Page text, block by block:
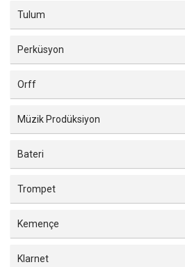
Tulum
Perküsyon
Orff
Müzik Prodüksiyon
Bateri
Trompet
Kemençe
Klarnet